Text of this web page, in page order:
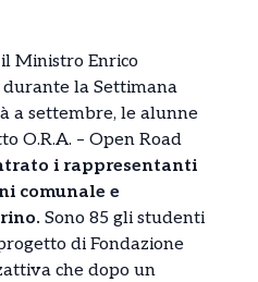
Ministro Enrico
la Settimana
a settembre, le alunne
O.R.A. – Open Road
i rappresentanti
comunale e
Sono 85 gli studenti
di Fondazione
che dopo un